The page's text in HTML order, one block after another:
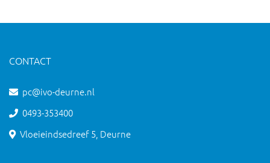
CONTACT
pc@ivo-deurne.nl
0493-353400
Vloeieindsedreef 5, Deurne